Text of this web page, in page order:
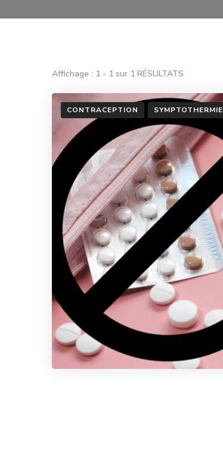
Affichage : 1 - 1 sur 1 RÉSULTATS
CONTRACEPTION SYMPTOTHERMIE